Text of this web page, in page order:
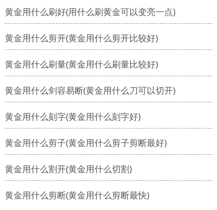
黄金用什么刷好(用什么刷黄金可以变亮一点)
黄金用什么剪开(黄金用什么剪开比较好)
黄金用什么刷量(黄金用什么刷量比较好)
黄金用什么剑容易断(黄金用什么刀可以切开)
黄金用什么刻字(黄金用什么刻字好)
黄金用什么剪子(黄金用什么剪子剪断最好)
黄金用什么割开(黄金用什么切割)
黄金用什么剪断(黄金用什么剪断最快)